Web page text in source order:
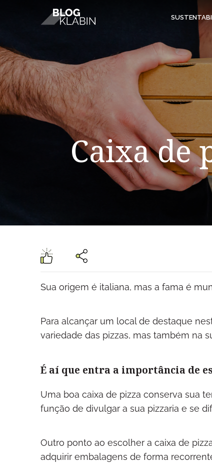
Pular para o Conteúdo principal
Caixa de
Sua origem é italiana, mas a fama é
Para alcançar um local de destaque
variedade das pizzas, mas também na
É aí que entra a importância de
Uma boa caixa de pizza conserva sua
função de divulgar a sua pizzaria e se
Outro ponto ao escolher a caixa de
adquirir embalagens de forma